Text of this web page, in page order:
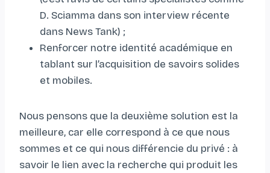
D. Sciamma dans son interview récente
dans News Tank) ;
Renforcer notre identité académique en
tablant sur l’acquisition de savoirs solides
et mobiles.
Nous pensons que la deuxième solution est la
meilleure, car elle correspond à ce que nous
sommes et ce qui nous différencie du privé : à
savoir le lien avec la recherche qui produit les